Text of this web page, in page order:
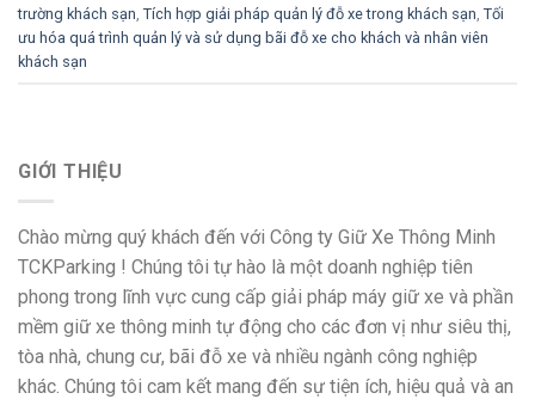
trường khách sạn Tích hợp giải pháp quản lý đỗ xe trong khách sạn Tối
ưu hóa quá trình quản lý và sử dụng bãi đỗ xe cho khách và nhân viên
khách sạn
GIỚI THIỆU
Chào mừng quý khách đến với Công ty Giữ Xe Thông Minh
TCKParking ! Chúng tôi tự hào là một doanh nghiệp tiên
phong trong lĩnh vực cung cấp giải pháp máy giữ xe và phần
mềm giữ xe thông minh tự động cho các đơn vị như siêu thị,
tòa nhà, chung cư, bãi đỗ xe và nhiều ngành công nghiệp
khác. Chúng tôi cam kết mang đến sự tiện ích, hiệu quả và an